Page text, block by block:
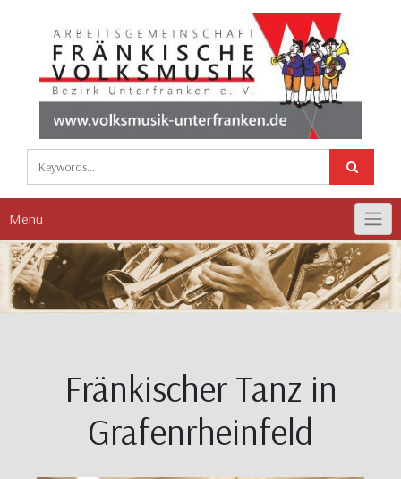
Menu
Fränkischer Tanz in
Grafenrheinfeld